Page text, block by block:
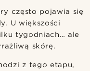
często pojawia się
U większości
tygodniach… ale
skórę.
z tego etapu,